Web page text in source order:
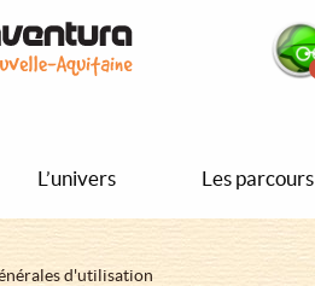
L’univers Les parcours
d'utilisation